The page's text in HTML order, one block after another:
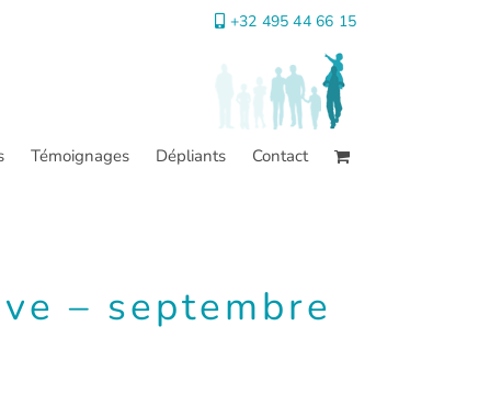
+32 495 44 66 15
Témoignages Dépliants Contact
– septembre